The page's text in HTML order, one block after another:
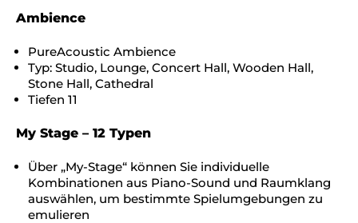
Ambience
PureAcoustic Ambience
Typ: Studio, Lounge, Concert Hall, Wooden Hall,
Stone Hall, Cathedral
Tiefen 11
My Stage – 12 Typen
Über „My-Stage“ können Sie individuelle
Kombinationen aus Piano-Sound und Raumklang
auswählen, um bestimmte Spielumgebungen zu
emulieren